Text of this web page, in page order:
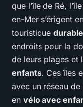
que l’île de Ré,
en-Mer s’érigent
touristique durable
endroits pour la
de leurs plages et
enfants. Ces îles
avec un réseau
en vélo avec